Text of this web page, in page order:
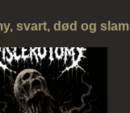
svart, død og slam